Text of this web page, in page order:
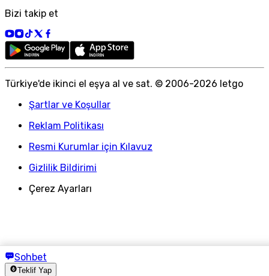
Sohbet
Teklif Yap
Bizi takip et
Türkiye'de ikinci el eşya al ve sat. © 2006-2026 letgo
Şartlar ve Koşullar
Reklam Politikası
Resmi Kurumlar için Kılavuz
Gizlilik Bildirimi
Çerez Ayarları